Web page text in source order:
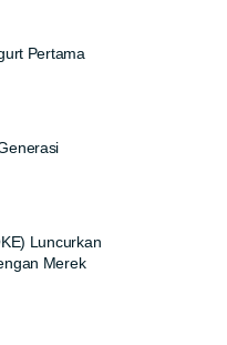
Pertama
Luncurkan
Merek